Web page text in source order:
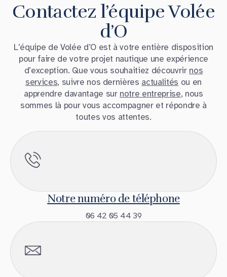
Contactez l’équipe Volée
d’O
L’équipe de Volée d’O est à votre entière disposition
pour faire de votre projet nautique une expérience
d’exception. Que vous souhaitiez découvrir nos
services, suivre nos dernières actualités ou en
apprendre davantage sur notre entreprise, nous
sommes là pour vous accompagner et répondre à
toutes vos attentes.
Notre numéro de téléphone
06 42 05 44 39